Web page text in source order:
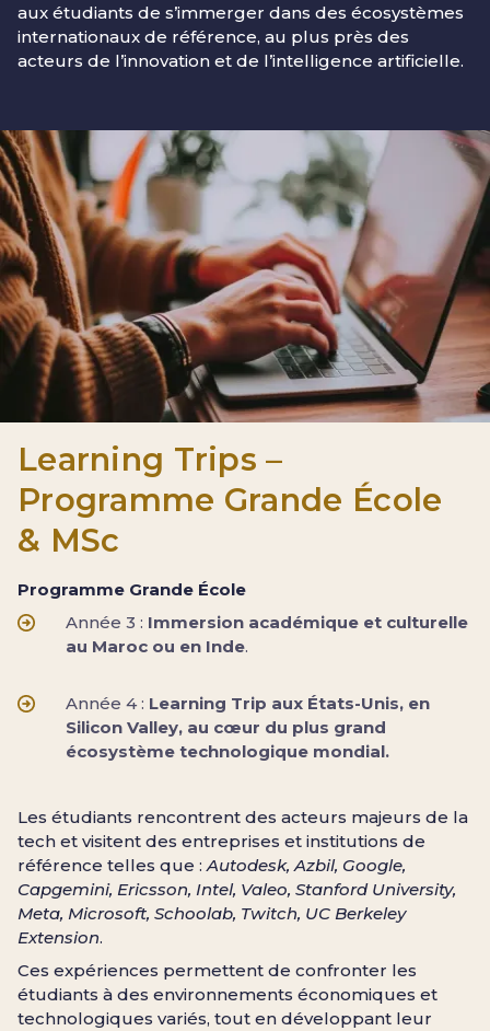
aux étudiants de s’immerger dans des écosystèmes
internationaux de référence, au plus près des
acteurs de l’innovation et de l’intelligence artificielle.
Learning Trips –
Programme Grande École
& MSc
Programme Grande École
Année 3 : Immersion académique et culturelle
au Maroc ou en Inde.
Année 4 : Learning Trip aux États-Unis, en
Silicon Valley, au cœur du plus grand
écosystème technologique mondial.
Les étudiants rencontrent des acteurs majeurs de la
tech et visitent des entreprises et institutions de
référence telles que :Autodesk, Azbil, Google,
Capgemini, Ericsson, Intel, Valeo, Stanford University,
Meta, Microsoft, Schoolab, Twitch, UC Berkeley
Extension.
Ces expériences permettent de confronter les
étudiants à des environnements économiques et
technologiques variés, tout en développant leur